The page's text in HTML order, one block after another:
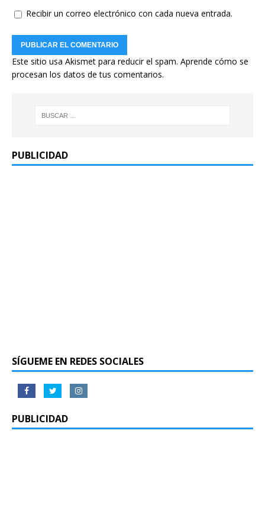
Recibir un correo electrónico con cada nueva entrada.
Este sitio usa Akismet para reducir el spam. Aprende cómo se
procesan los datos de tus comentarios.
PUBLICIDAD
SÍGUEME EN REDES SOCIALES
PUBLICIDAD